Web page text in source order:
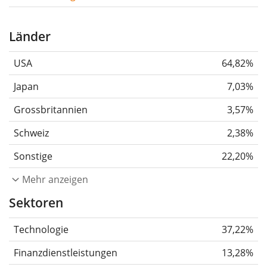
Länder
USA
64,82%
Japan
7,03%
Grossbritannien
3,57%
Schweiz
2,38%
Sonstige
22,20%
Mehr anzeigen
Sektoren
Technologie
37,22%
Finanzdienstleistungen
13,28%